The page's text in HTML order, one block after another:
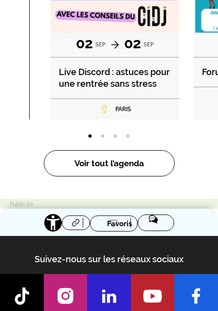
02 SEP 02 SEP
Live Discord : astuces pour
une rentrée sans stress
PARIS
Voir tout l’agenda
Favoris
Suivez-nous sur les réseaux sociaux